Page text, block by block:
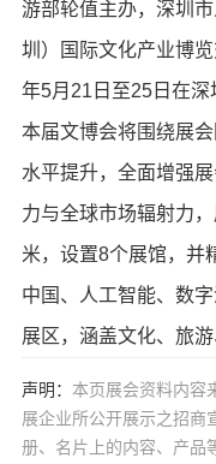
游部轮值主办，深圳
圳）国际文化产业博
年5月21日至25日在深
本届文博会将围绕展
水平提升，全面增强
力与全球市场辐射力
米，设置8个展馆，并
中国、人工智能、数
展区，涵盖文化、旅
声明： 本页展会资料内容
展企业所公开展示之招商
册、名片上的内容、产品